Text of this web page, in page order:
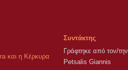
Συντάκτης
και η Κέρκυρα
Γράφτηκε από τον/την
Petsalis Giannis